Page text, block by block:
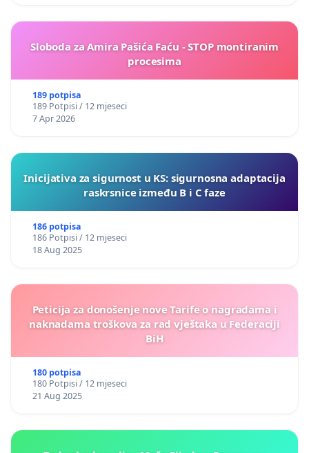
Sloboda za Amira Pašića Faću - STOP montiranim
procesima
189 potpisa
189 Potpisi / 12 mjeseci
7 Apr 2026
Inicijativa za sigurnost u KS: sigurnosna adaptacija
raskrsnice između B i C faze
186 potpisa
186 Potpisi / 12 mjeseci
18 Aug 2025
Peticija za donošenje nove Tarife o nagradama i
naknadama troškova za rad vještaka u Federaciji
BiH
180 potpisa
180 Potpisi / 12 mjeseci
21 Aug 2025